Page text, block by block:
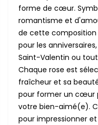
forme de cœur.
romantisme et
de cette composition
pour les
Saint-Valentin ou
Chaque rose est
fraîcheur et sa
pour former un cœur
votre bien-aimé(e).
pour impressionner